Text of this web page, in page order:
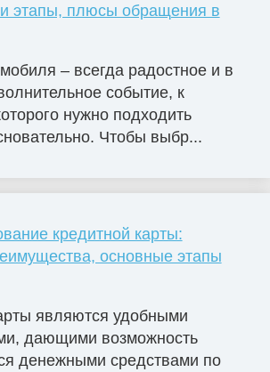
и этапы, плюсы обращения в
– всегда радостное и в
событие, к
нужно подходить
Чтобы выбр...
кредитной карты:
основные этапы
являются удобными
дающими возможность
денежными средствами по